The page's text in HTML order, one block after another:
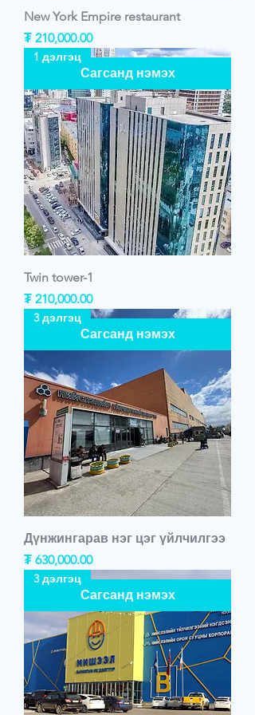
New York Empire restaurant
Price
₮ 210,000.00
Сагсанд нэмэх
1 дэлгэц
Twin tower-1
Price
₮ 210,000.00
Сагсанд нэмэх
3 дэлгэц
Дүнжингарав нэг цэг үйлчилгээ
Price
₮ 630,000.00
Сагсанд нэмэх
3 дэлгэц